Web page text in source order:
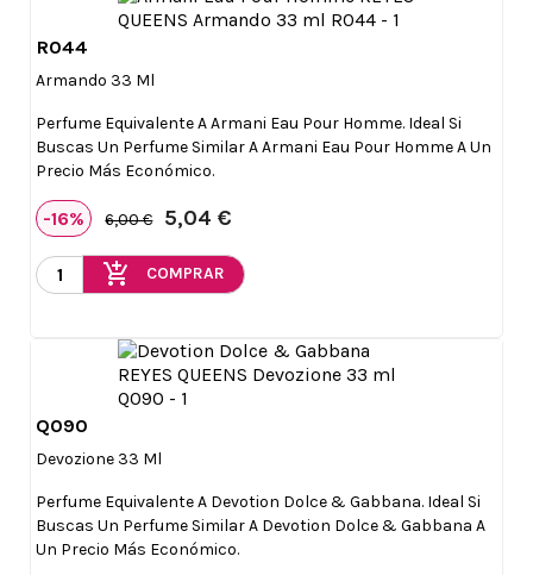
R044
Armando 33 Ml
Perfume Equivalente A Armani Eau Pour Homme. Ideal Si
Buscas Un Perfume Similar A Armani Eau Pour Homme A Un
Precio Más Económico.
-16% 6,00 € 5,04 €
add_shopping_cart COMPRAR
Q090
Devozione 33 Ml
Perfume Equivalente A Devotion Dolce & Gabbana. Ideal Si
Buscas Un Perfume Similar A Devotion Dolce & Gabbana A
Un Precio Más Económico.